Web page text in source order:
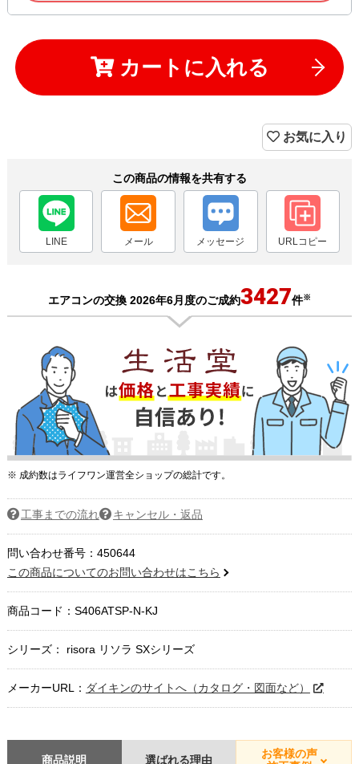
カートに入れる
お気に入り
この商品の情報を共有する
LINE メール メッセージ URLコピー
エアコンの交換 2026年6月度のご成約3427件※
※ 成約数はライフワン運営全ショップの総計です。
工事までの流れ キャンセル・返品
問い合わせ番号：450644
この商品についてのお問い合わせはこちら
商品コード： S406ATSP-N-KJ
シリーズ： risora リソラ SXシリーズ
メーカーURL： ダイキンのサイトへ（カタログ・図面など）
商品説明 選ばれる理由
お客様の声